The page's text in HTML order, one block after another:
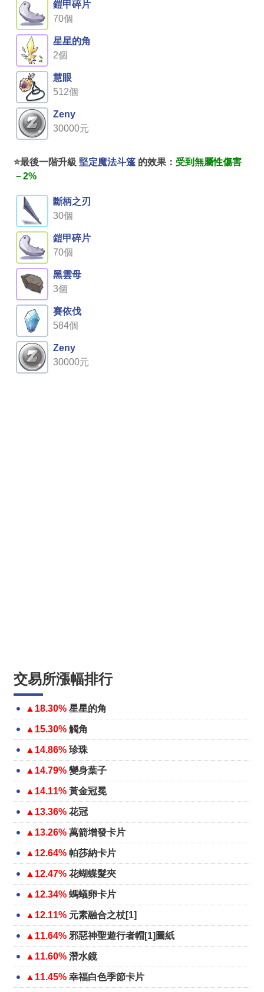
鎧甲碎片
70個
星星的角
2個
慧眼
512個
Zeny
30000元
⭐最後一階升級 堅定魔法斗篷 的效果： 受到無屬性傷害
－2%
斷柄之刃
30個
鎧甲碎片
70個
黑雲母
3個
賽依伐
584個
Zeny
30000元
交易所漲幅排行
▲18.30% 星星的角
▲15.30% 觸角
▲14.86% 珍珠
▲14.79% 變身葉子
▲14.11% 黃金冠冕
▲13.36% 花冠
▲13.26% 萬箭增發卡片
▲12.64% 帕莎納卡片
▲12.47% 花蝴蝶髮夾
▲12.34% 螞蟻卵卡片
▲12.11% 元素融合之杖[1]
▲11.64% 邪惡神聖遊行者帽[1]圖紙
▲11.60% 潛水鏡
▲11.45% 幸福白色季節卡片